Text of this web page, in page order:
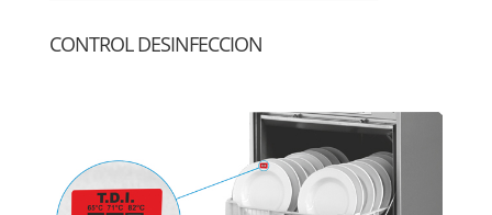
CONTROL DESINFECCION